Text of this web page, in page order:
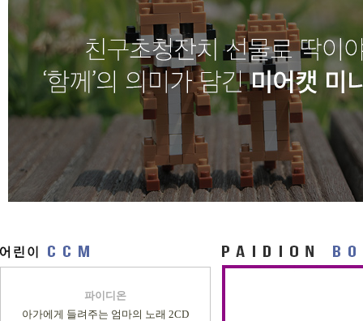
파이디온
아가에게 들려주는 엄마의 노래 2CD